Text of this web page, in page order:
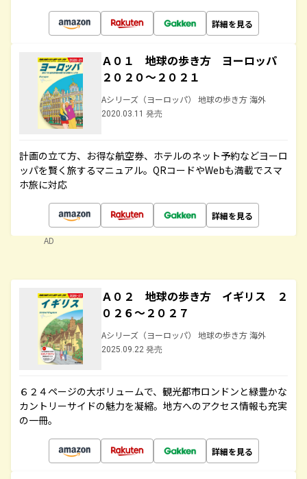
詳細を見る
Ａ０１ 地球の歩き方 ヨーロッパ
２０２０～２０２１
Aシリーズ（ヨーロッパ） 地球の歩き方 海外
2020.03.11 発売
計画の立て方、お得な航空券、ホテルのネット予約などヨーロ
ッパを賢く旅するマニュアル。QRコードやWebも満載でスマ
ホ旅に対応
詳細を見る
AD
Ａ０２ 地球の歩き方 イギリス ２
０２６～２０２７
Aシリーズ（ヨーロッパ） 地球の歩き方 海外
2025.09.22 発売
６２４ページの大ボリュームで、観光都市ロンドンと緑豊かな
カントリーサイドの魅力を凝縮。地方へのアクセス情報も充実
の一冊。
詳細を見る